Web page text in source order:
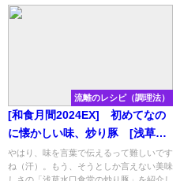
流離のレシピ（調理法）
[和食月間2024EX] 初めてなの
に懐かしい味、炒り豚 [浅草／
水口食堂]
やはり、味を言葉で伝えるって難しいです
ね（汗）。もう、そうとしか言えない美味